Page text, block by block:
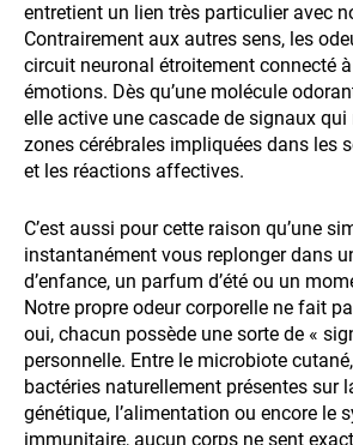
entretient un lien très particulier avec
Contrairement aux autres sens, les
circuit neuronal étroitement connecté
émotions. Dès qu’une molécule
elle active une cascade de signaux
zones cérébrales impliquées dans les
et les réactions affectives.
C’est aussi pour cette raison qu’une
instantanément vous replonger dans
d’enfance, un parfum d’été ou un
Notre propre odeur corporelle ne fait
oui, chacun possède une sorte de «
personnelle. Entre le microbiote
bactéries naturellement présentes sur
génétique, l’alimentation ou encore le
immunitaire, aucun corps ne sent